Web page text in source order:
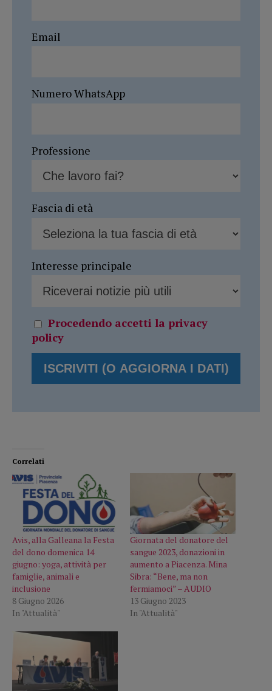
Email
Numero WhatsApp
Professione
Fascia di età
Interesse principale
Procedendo accetti la privacy
policy
Correlati
Avis, alla Galleana la Festa
del dono domenica 14
giugno: yoga, attività per
famiglie, animali e
inclusione
8 Giugno 2026
In "Attualità"
Giornata del donatore del
sangue 2023, donazioni in
aumento a Piacenza. Mina
Sibra: “Bene, ma non
fermiamoci” – AUDIO
13 Giugno 2023
In "Attualità"